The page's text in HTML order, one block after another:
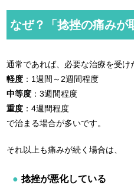
なぜ？「捻挫の痛みが
通常であれば、必要な治療を受け
軽度 ：1週間～2週間程度
中等度 ：3週間程度
重度 ：4週間程度
で治まる場合が多いです。
それ以上も痛みが続く場合は、
捻挫が悪化している